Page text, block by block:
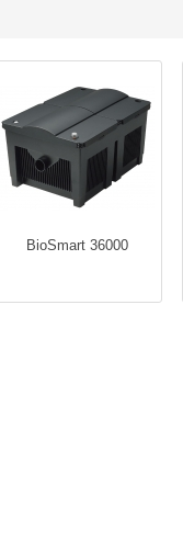
BioSmart 36000